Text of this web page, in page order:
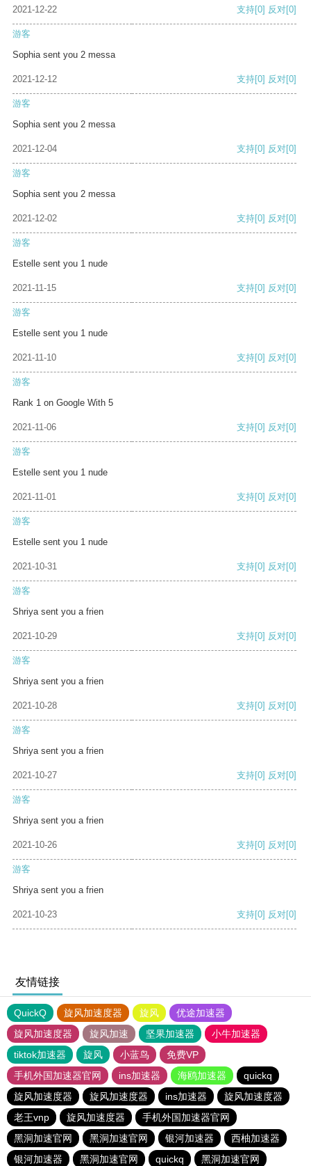
2021-12-22 支持[0] 反对[0]
游客
Sophia sent you 2 messa
2021-12-12 支持[0] 反对[0]
游客
Sophia sent you 2 messa
2021-12-04 支持[0] 反对[0]
游客
Sophia sent you 2 messa
2021-12-02 支持[0] 反对[0]
游客
Estelle sent you 1 nude
2021-11-15 支持[0] 反对[0]
游客
Estelle sent you 1 nude
2021-11-10 支持[0] 反对[0]
游客
Rank 1 on Google With 5
2021-11-06 支持[0] 反对[0]
游客
Estelle sent you 1 nude
2021-11-01 支持[0] 反对[0]
游客
Estelle sent you 1 nude
2021-10-31 支持[0] 反对[0]
游客
Shriya sent you a frien
2021-10-29 支持[0] 反对[0]
游客
Shriya sent you a frien
2021-10-28 支持[0] 反对[0]
游客
Shriya sent you a frien
2021-10-27 支持[0] 反对[0]
游客
Shriya sent you a frien
2021-10-26 支持[0] 反对[0]
游客
Shriya sent you a frien
2021-10-23 支持[0] 反对[0]
友情链接
QuickQ 旋风加速度器 旋风
优途加速器
旋风加速度器
旋风加速 坚果加速器
小牛加速器
tiktok加速器
旋风 小蓝鸟
免费VP
手机外国加速器官网
ins加速器 海鸥加速器
quickq
旋风加速度器
旋风加速度器 ins加速器
旋风加速度器
老王vnp
旋风加速度器
手机外国加速器官网
黑洞加速官网
黑洞加速官网 银河加速器
西柚加速器
银河加速器
黑洞加速官网 quickq 黑洞加速官网